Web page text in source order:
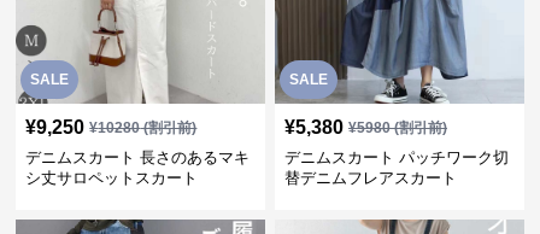
SALE
¥9,250 ¥10280(割引前)
デニムスカート 長さのあるマキ
シ丈サロペットスカート
SALE
¥5,380 ¥5980(割引前)
デニムスカート パッチワーク切
替デニムフレアスカート